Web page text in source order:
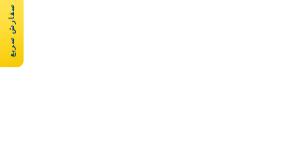
سفارش سریع